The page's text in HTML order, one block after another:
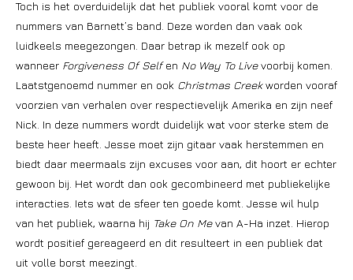
Toch is het overduidelijk dat het publiek vooral komt voor de
nummers van Barnett’s band. Deze worden dan vaak ook
luidkeels meegezongen. Daar betrap ik mezelf ook op
wanneer Forgiveness Of Selfen No Way To Livevoorbij komen.
Laatstgenoemd nummer en ook Christmas Creekworden vooraf
voorzien van verhalen over respectievelijk Amerika en zijn neef
Nick. In deze nummers wordt duidelijk wat voor sterke stem de
beste heer heeft. Jesse moet zijn gitaar vaak herstemmen en
biedt daar meermaals zijn excuses voor aan, dit hoort er echter
gewoon bij. Het wordt dan ook gecombineerd met publiekelijke
interacties. Iets wat de sfeer ten goede komt. Jesse wil hulp
van het publiek, waarna hij Take On Mevan A-Ha inzet. Hierop
wordt positief gereageerd en dit resulteert in een publiek dat
uit volle borst meezingt.